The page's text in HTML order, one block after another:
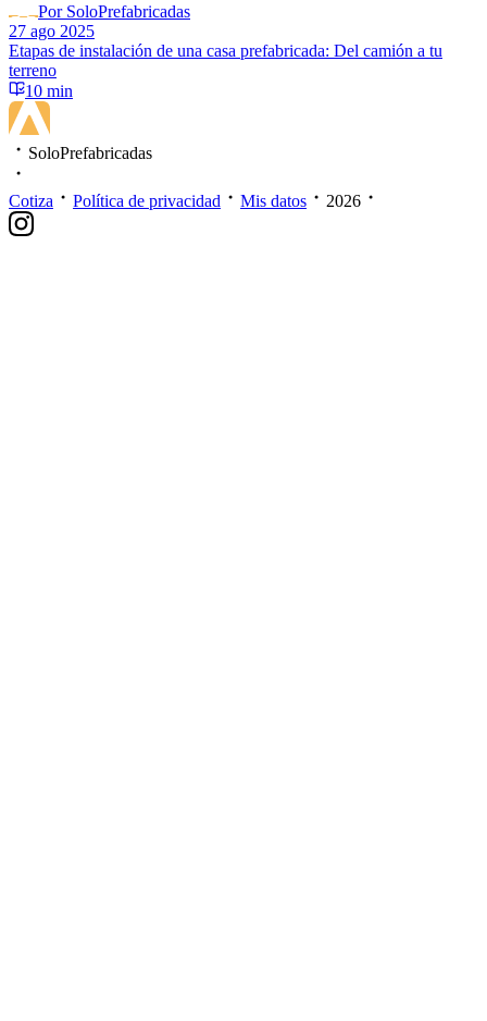
Por SoloPrefabricadas
27 ago 2025
Etapas de instalación de una casa prefabricada: Del camión a tu
terreno
10 min
SoloPrefabricadas
Cotiza Política de privacidad Mis datos 2026